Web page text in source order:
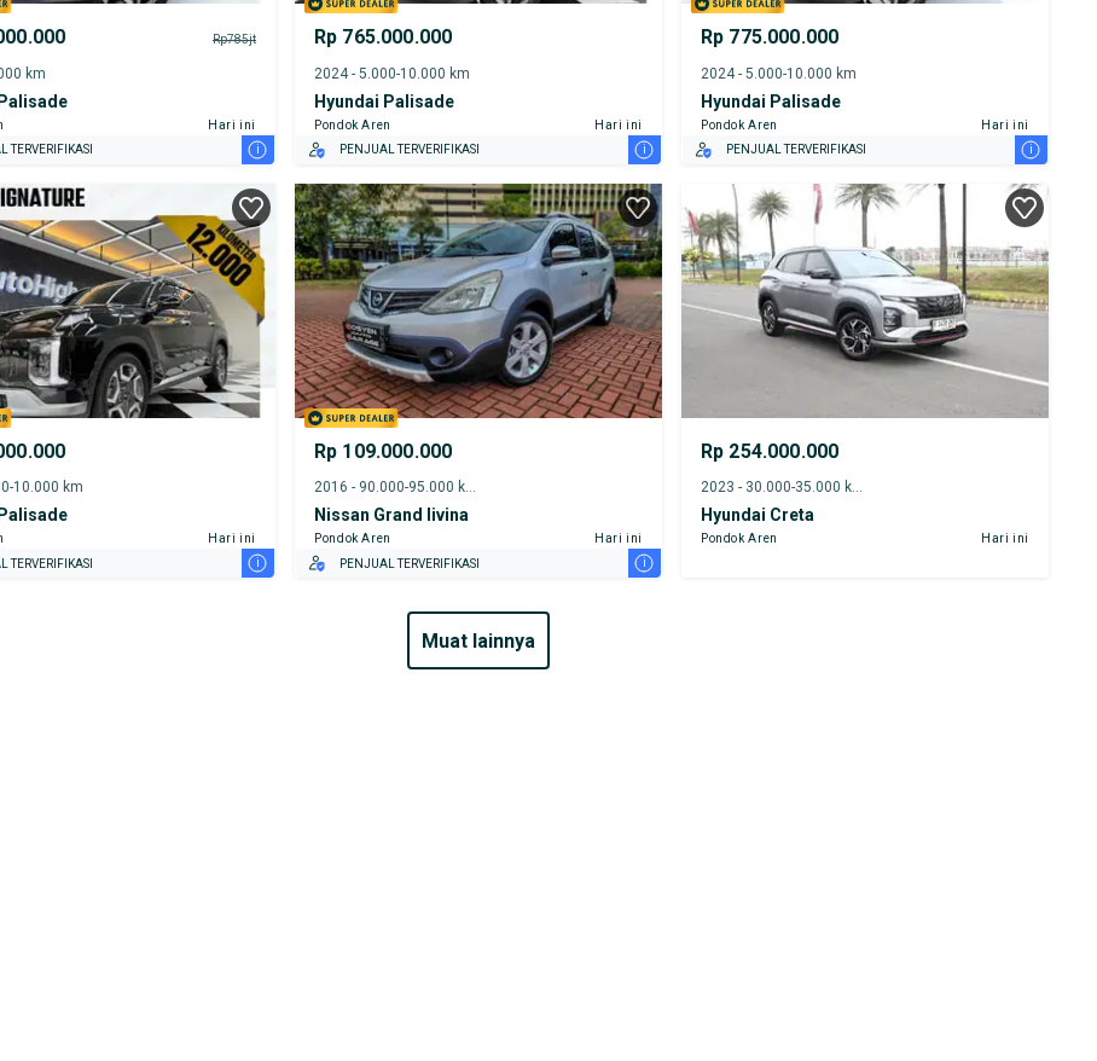
Rp785jt
km
Hari ini
TERVERIFIKASI
i
Rp 765.000.000
2024 - 5.000-10.000 km
Hyundai Palisade
Pondok Aren
Hari ini
PENJUAL TERVERIFIKASI
i
Rp 775.000.000
2024 - 5.000-10.000 km
Hyundai Palisade
Pondok Aren
Hari ini
PENJUAL TERVERIFIKASI
i
10.000 km
Hari ini
TERVERIFIKASI
i
Rp 109.000.000
2016 - 90.000-95.000 km
Nissan Grand livina
Pondok Aren
Hari ini
PENJUAL TERVERIFIKASI
i
Rp 254.000.000
2023 - 30.000-35.000 km
Hyundai Creta
Pondok Aren Hari ini
muat lainnya